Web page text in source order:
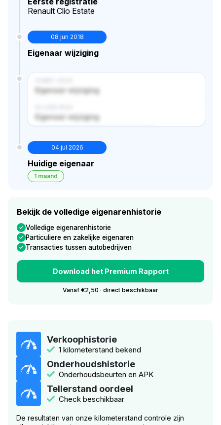
Renault Clio Estate
08 jun 2018
Eigenaar wijziging
Eigenaar wijziging
Eigenaar wijziging
04 jul 2026
Huidige eigenaar
1 maand
Bekijk de volledige eigenarenhistorie
Volledige eigenarenhistorie
Particuliere en zakelijke eigenaren
Transacties tussen autobedrijven
Download het Premium Rapport
Vanaf €2,50 · direct beschikbaar
Verkoophistorie
1 kilometerstand bekend
Onderhoudshistorie
Onderhoudsbeurten en APK
Tellerstand oordeel
Check beschikbaar
De resultaten van onze kilometerstand controle zijn